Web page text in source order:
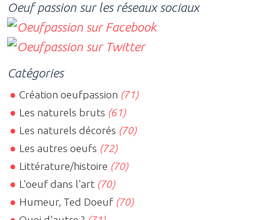
Oeuf passion sur les réseaux sociaux
Catégories
Création oeufpassion (71)
Les naturels bruts (61)
Les naturels décorés (70)
Les autres oeufs (72)
Littérature/histoire (70)
L'oeuf dans l'art (70)
Humeur, Ted Doeuf (70)